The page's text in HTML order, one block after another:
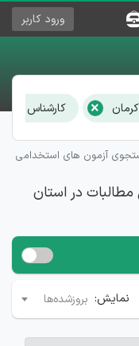
ورود کاربر
× کارشناس
آزمون های استخدامی
در استان
نمایش: بروزشده‌ها